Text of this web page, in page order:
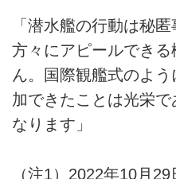
「潜水艦の行動は秘
方々にアピールでき
ん。国際観艦式のよ
加できたことは光栄
なります」
（注1）2022年10月